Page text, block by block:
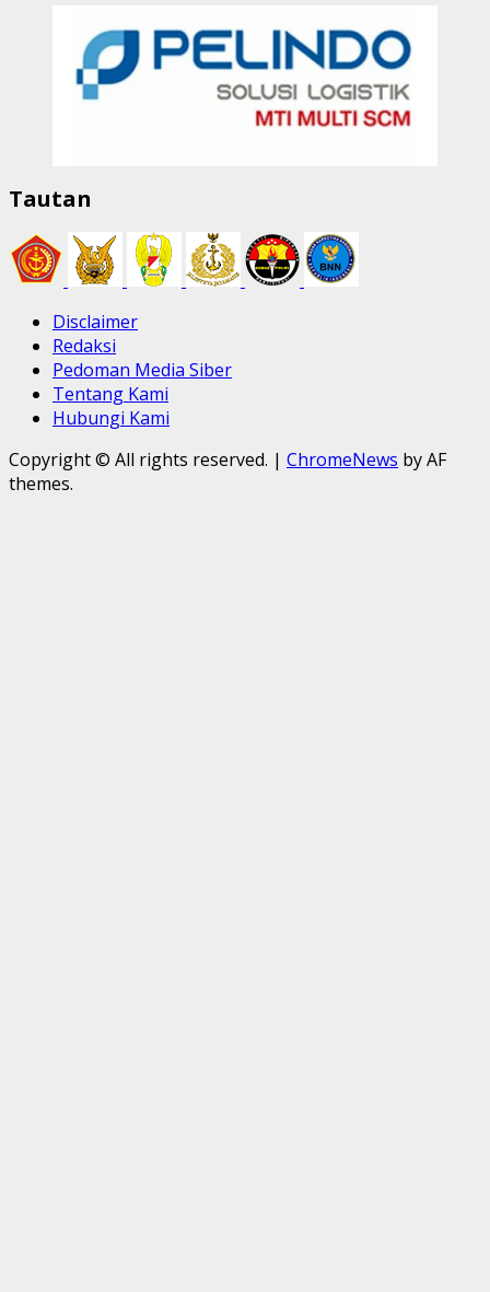
Tautan
Disclaimer
Redaksi
Pedoman Media Siber
Tentang Kami
Hubungi Kami
Copyright © All rights reserved. | ChromeNews by AF
themes.